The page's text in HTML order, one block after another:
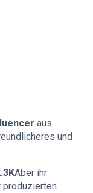
aus
und
Aber ihr
produzierten